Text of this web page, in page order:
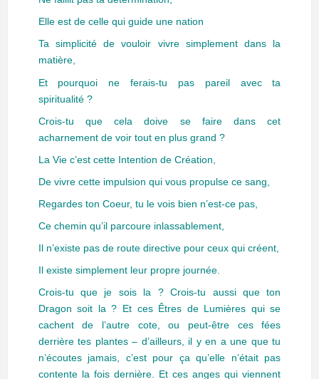
Elle est de celle qui guide une nation
Ta simplicité de vouloir vivre simplement dans la
matière,
Et pourquoi ne ferais-tu pas pareil avec ta
spiritualité ?
Crois-tu que cela doive se faire dans cet
acharnement de voir tout en plus grand ?
La Vie c’est cette Intention de Création,
De vivre cette impulsion qui vous propulse ce sang,
Regardes ton Coeur, tu le vois bien n’est-ce pas,
Ce chemin qu’il parcoure inlassablement,
Il n’existe pas de route directive pour ceux qui créent,
Il existe simplement leur propre journée.
Crois-tu que je sois la ? Crois-tu aussi que ton
Dragon soit la ? Et ces Êtres de Lumières qui se
cachent de l’autre cote, ou peut-être ces fées
derrière tes plantes – d’ailleurs, il y en a une que tu
n’écoutes jamais, c’est pour ça qu’elle n’était pas
contente la fois dernière. Et ces anges qui viennent